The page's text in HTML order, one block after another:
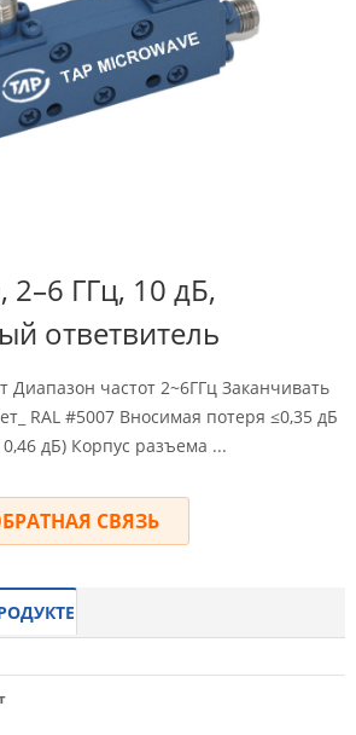
2–6 ГГц, 10 дБ,
ответвитель
Диапазон частот 2~6ГГц Заканчивать
RAL #5007 Вносимая потеря ≤0,35 дБ
дБ) Корпус разъема ...
СВЯЗЬ